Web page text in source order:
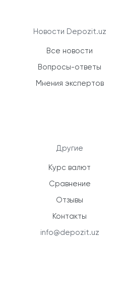
Новости Depozit.uz
Все новости
Вопросы-ответы
Мнения экспертов
Другие
Курс валют
Сравнение
Отзывы
Контакты
info@depozit.uz